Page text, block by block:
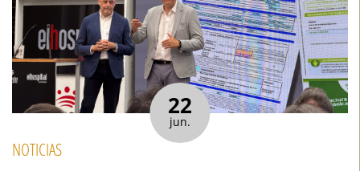
22
jun.
NOTICIAS